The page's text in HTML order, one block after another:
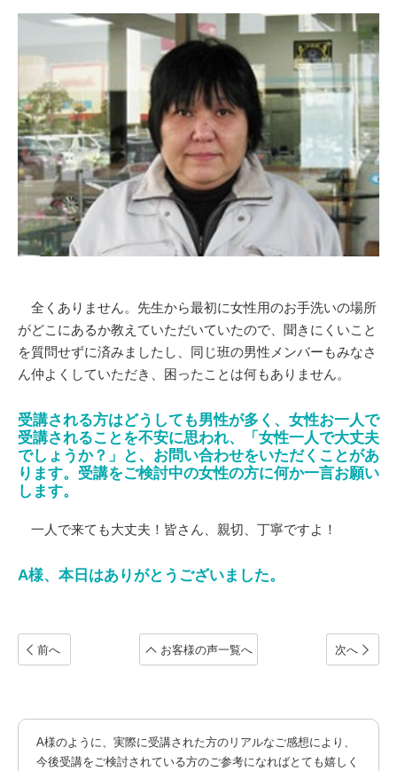
全くありません。先生から最初に女性用のお手洗いの場所
がどこにあるか教えていただいていたので、聞きにくいこと
を質問せずに済みましたし、同じ班の男性メンバーもみなさ
ん仲よくしていただき、困ったことは何もありません。
受講される方はどうしても男性が多く、女性お一人で
受講されることを不安に思われ、「女性一人で大丈夫
でしょうか？」と、お問い合わせをいただくことがあ
ります。受講をご検討中の女性の方に何か一言お願い
します。
一人で来ても大丈夫！皆さん、親切、丁寧ですよ！
A様、本日はありがとうございました。
前へ お客様の声一覧へ 次へ
A様のように、実際に受講された方のリアルなご感想により、
今後受講をご検討されている方のご参考になればとても嬉しく